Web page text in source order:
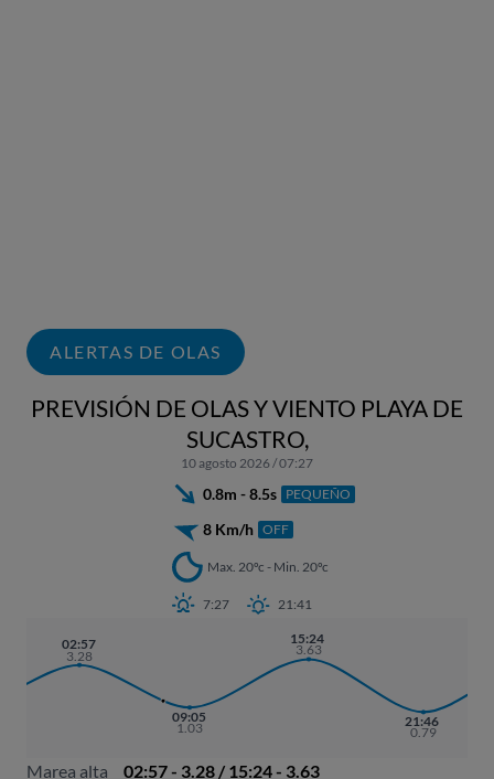
ALERTAS DE OLAS
PREVISIÓN DE OLAS Y VIENTO PLAYA DE
SUCASTRO,
10 agosto 2026 / 07:27
0.8m - 8.5s PEQUEÑO
8 Km/h OFF
Max. 20ºc - Min. 20ºc
7:27 21:41
02:57
3.28
09:05
1.03
15:24
3.63
21:46
0.79
Marea alta
02:57 - 3.28 / 15:24 - 3.63